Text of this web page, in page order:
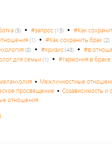
(5) •#запрос (13) •#Как
(1) •#Как сохранить брак (2)
(8) •#кризис (43) •#в
для семьи (1) •#гармония в браке
• Межличностные
просвещение •Созависимость и
отношения